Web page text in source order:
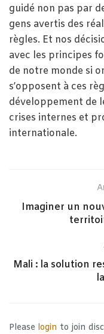
guidé non pas par
gens avertis des
règles. Et nos
avec les principes
de notre monde si
s’opposent à ces
développement de
crises internes et
internationale.
Imaginer un
Mali : la solution
Please login to join